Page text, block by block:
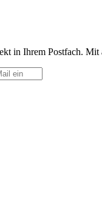
in Ihrem Postfach.